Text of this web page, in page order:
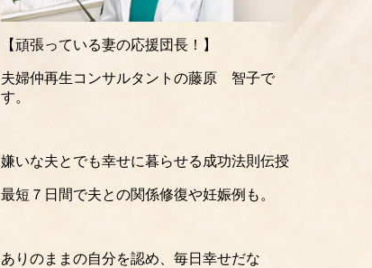
【頑張っている妻の応援団長！】
夫婦仲再生コンサルタントの藤原 智子で
す。
嫌いな夫とでも幸せに暮らせる成功法則伝授
最短７日間で夫との関係修復や妊娠例も。
ありのままの自分を認め、毎日幸せだな